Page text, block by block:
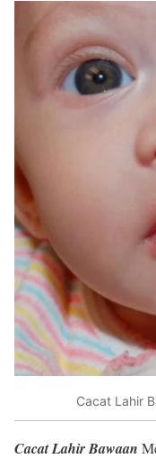
Cacat Lahir
Cacat Lahir Bawaan